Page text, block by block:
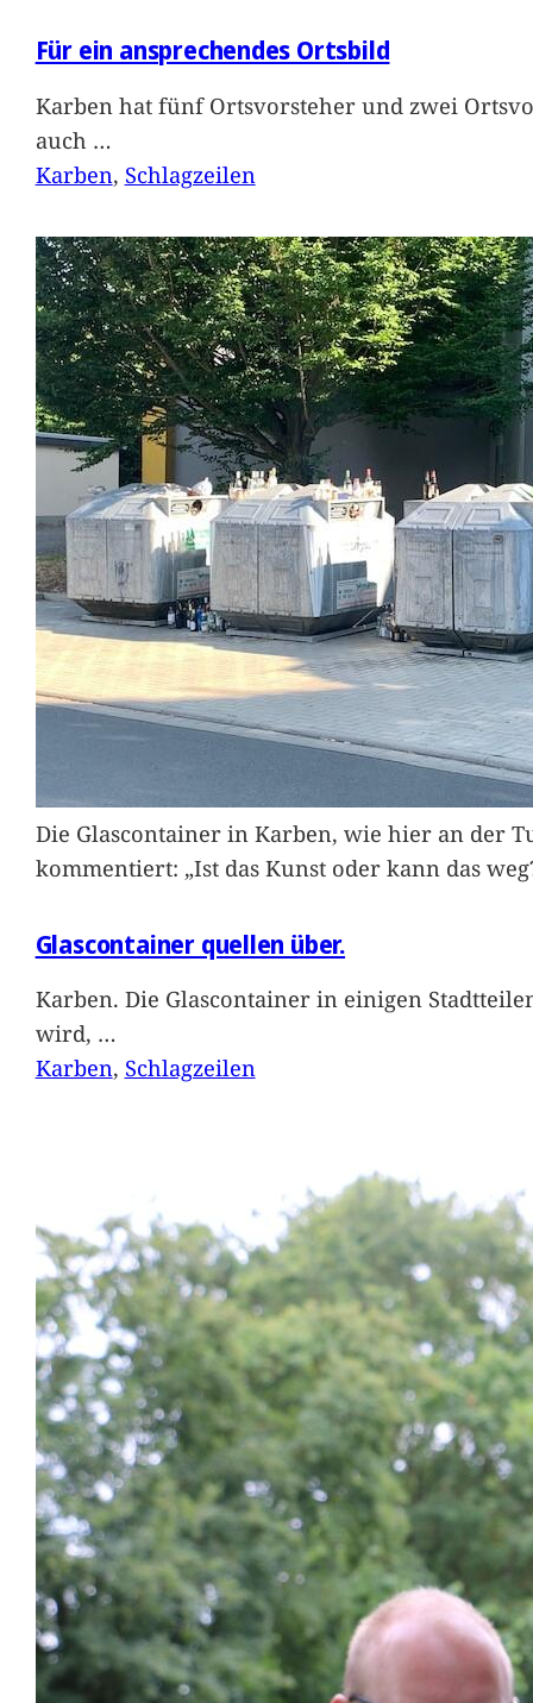
Für ein ansprechendes Ortsbild
Karben hat fünf Ortsvorsteher und zwei
auch …
Karben, Schlagzeilen
Die Glascontainer in Karben, wie hier an der
kommentiert: „Ist das Kunst oder kann das
Glascontainer quellen über.
Karben. Die Glascontainer in einigen
wird, …
Karben, Schlagzeilen